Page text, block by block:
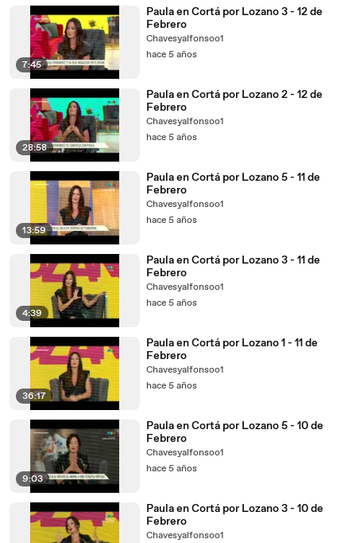
7:45
Paula en Cortá por Lozano 3 - 12 de
Febrero
Chavesyalfonsoo1
hace 5 años
28:58
Paula en Cortá por Lozano 2 - 12 de
Febrero
Chavesyalfonsoo1
hace 5 años
13:59
Paula en Cortá por Lozano 5 - 11 de
Febrero
Chavesyalfonsoo1
hace 5 años
4:39
Paula en Cortá por Lozano 3 - 11 de
Febrero
Chavesyalfonsoo1
hace 5 años
36:17
Paula en Cortá por Lozano 1 - 11 de
Febrero
Chavesyalfonsoo1
hace 5 años
9:03
Paula en Cortá por Lozano 5 - 10 de
Febrero
Chavesyalfonsoo1
hace 5 años
Paula en Cortá por Lozano 3 - 10 de
Febrero
Chavesyalfonsoo1